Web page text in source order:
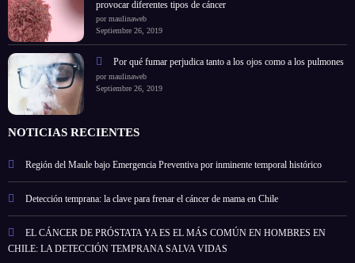
provocar diferentes tipos de cáncer
por maulinaweb
Septiembre 26, 2019
Por qué fumar perjudica tanto a los ojos como a los pulmones
por maulinaweb
Septiembre 26, 2019
NOTICIAS RECIENTES
Región del Maule bajo Emergencia Preventiva por inminente temporal histórico
Detección temprana: la clave para frenar el cáncer de mama en Chile
EL CÁNCER DE PRÓSTATA YA ES EL MÁS COMÚN EN HOMBRES EN
CHILE: LA DETECCIÓN TEMPRANA SALVA VIDAS